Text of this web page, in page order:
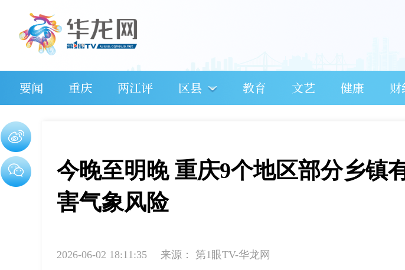
要闻 重庆 两江评 区县 教育 文艺 健康
今晚至明晚 重庆9个地区部分乡镇
害气象风险
2026-06-02 18:11:35 来源： 第1眼TV-华龙网